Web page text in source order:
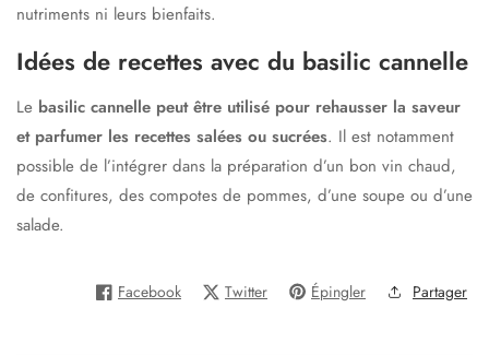
nutriments ni leurs bienfaits.
Idées de recettes avec du basilic cannelle
Le basilic cannelle peut être utilisé pour rehausser la saveur
et parfumer les recettes salées ou sucrées. Il est notamment
possible de l’intégrer dans la préparation d’un bon vin chaud,
de confitures, des compotes de pommes, d’une soupe ou d’une
salade.
Facebook Twitter Épingler Partager